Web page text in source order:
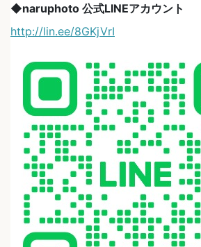
◆naruphoto 公式LINEアカウント
http://lin.ee/8GKjVrI